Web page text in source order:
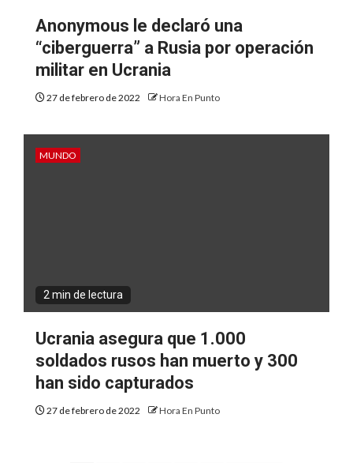
Anonymous le declaró una
“ciberguerra” a Rusia por operación
militar en Ucrania
27 de febrero de 2022 Hora En Punto
MUNDO
2 min de lectura
Ucrania asegura que 1.000
soldados rusos han muerto y 300
han sido capturados
27 de febrero de 2022 Hora En Punto